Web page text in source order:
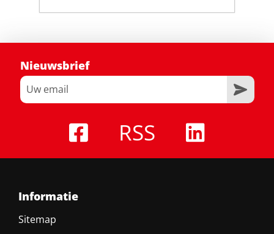
Nieuwsbrief
RSS
Informatie
Sitemap